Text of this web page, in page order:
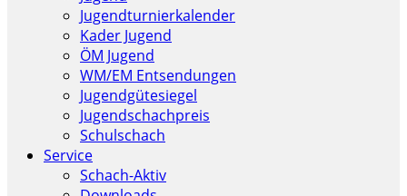
Jugendturnierkalender
Kader Jugend
ÖM Jugend
WM/EM Entsendungen
Jugendgütesiegel
Jugendschachpreis
Schulschach
Service
Schach-Aktiv